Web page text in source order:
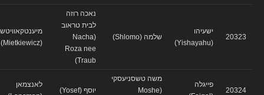
20323
ישעיהו
שלמה (Shlomo)
נאכה רוזה
לבית טראוב
(Nacha
Roza nee
Traub)
מיענטקאוויטש
20324
פייגלה
משה טשסניעסקי
(Moshe
לאנצמאן